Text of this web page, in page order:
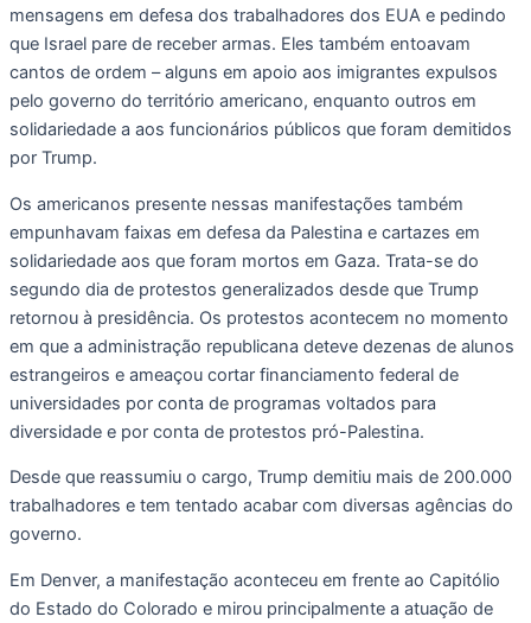
mensagens em defesa dos trabalhadores dos EUA e pedindo
que Israel pare de receber armas. Eles também entoavam
cantos de ordem – alguns em apoio aos imigrantes expulsos
pelo governo do território americano, enquanto outros em
solidariedade a aos funcionários públicos que foram demitidos
por Trump.
Os americanos presente nessas manifestações também
empunhavam faixas em defesa da Palestina e cartazes em
solidariedade aos que foram mortos em Gaza. Trata-se do
segundo dia de protestos generalizados desde que Trump
retornou à presidência. Os protestos acontecem no momento
em que a administração republicana deteve dezenas de alunos
estrangeiros e ameaçou cortar financiamento federal de
universidades por conta de programas voltados para
diversidade e por conta de protestos pró-Palestina.
Desde que reassumiu o cargo, Trump demitiu mais de 200.000
trabalhadores e tem tentado acabar com diversas agências do
governo.
Em Denver, a manifestação aconteceu em frente ao Capitólio
do Estado do Colorado e mirou principalmente a atuação de